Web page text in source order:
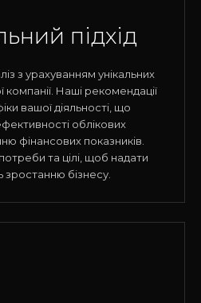
підхід
з урахуванням унікальних
Наші рекомендації
вашої діяльності, що
облікових
фінансових показників.
та цілі, щоб надати
зростанню бізнесу.